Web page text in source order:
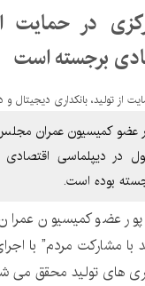
در حمایت از
برجسته است
عضو کمیسیون عمران
در دیپلماسی
بوده است.
پور عضو کمیسیون
های تولید محقق می